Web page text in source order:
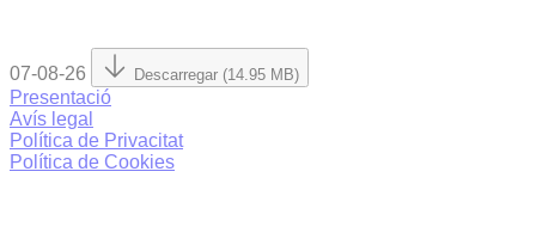
07-08-26 Descarregar (14.95 MB)
Presentació
Avís legal
Política de Privacitat
Política de Cookies